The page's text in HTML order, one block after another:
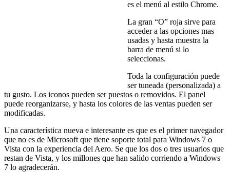
es el menú al estilo Chrome.
La gran “O” roja sirve para
acceder a las opciones mas
usadas y hasta muestra la
barra de menú si lo
seleccionas.
Toda la configuración puede
ser tuneada (personalizada) a
tu gusto. Los iconos pueden ser puestos o removidos. El panel
puede reorganizarse, y hasta los colores de las ventas pueden ser
modificadas.
Una característica nueva e interesante es que es el primer navegador
que no es de Microsoft que tiene soporte total para Windows 7 o
Vista con la experiencia del Aero. Se que los dos o tres usuarios que
restan de Vista, y los millones que han salido corriendo a Windows
7 lo agradecerán.